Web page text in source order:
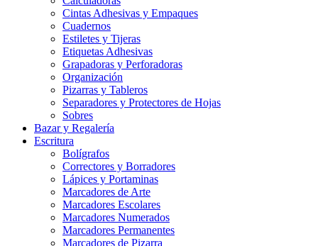
Cintas Adhesivas y Empaques
Cuadernos
Estiletes y Tijeras
Etiquetas Adhesivas
Grapadoras y Perforadoras
Organización
Pizarras y Tableros
Separadores y Protectores de Hojas
Sobres
Bazar y Regalería
Escritura
Bolígrafos
Correctores y Borradores
Lápices y Portaminas
Marcadores de Arte
Marcadores Escolares
Marcadores Numerados
Marcadores Permanentes
Marcadores de Pizarra